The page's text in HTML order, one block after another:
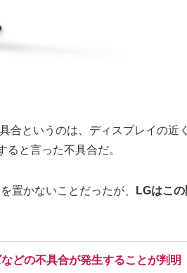
合というのは、ディスプレイの近
と言った不具合だ。
置かないことだったが、
LGはこ
どの不具合が発生することが判明